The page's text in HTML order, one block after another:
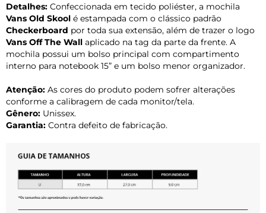
Detalhes: Confeccionada em tecido poliéster, a mochila
Vans Old Skool é estampada com o clássico padrão
Checkerboard por toda sua extensão, além de trazer o logo
Vans Off The Wall aplicado na tag da parte da frente. A
mochila possui um bolso principal com compartimento
interno para notebook 15” e um bolso menor organizador.
Atenção: As cores do produto podem sofrer alterações
conforme a calibragem de cada monitor/tela.
Gênero: Unissex.
Garantia: Contra defeito de fabricação.